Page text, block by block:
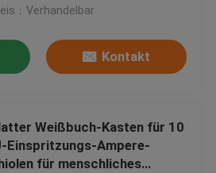
：Verhandelbar
Kontakt
Weißbuch-Kasten für 10
Einspritzungs-Ampere-
für menschliches